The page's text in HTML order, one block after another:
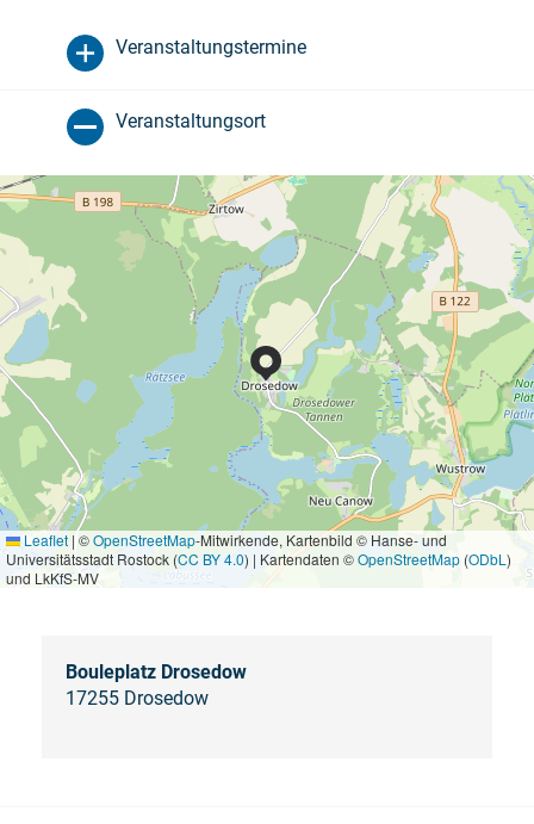
Veranstaltungstermine
Veranstaltungsort
Leaflet | ©OpenStreetMap-Mitwirkende, Kartenbild © Hanse- und
Universitätsstadt Rostock (CC BY 4.0) | Kartendaten ©OpenStreetMap (ODbL )
und LkKfS-MV
Bouleplatz Drosedow
17255 Drosedow